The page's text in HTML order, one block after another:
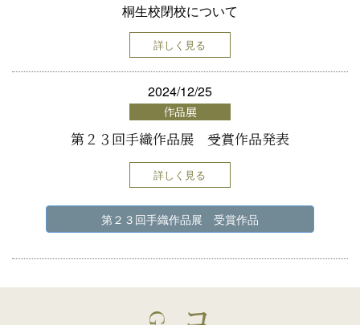
桐生校閉校について
詳しく見る
2024/12/25
作品展
第２３回手織作品展 受賞作品発表
詳しく見る
第２３回手織作品展 受賞作品